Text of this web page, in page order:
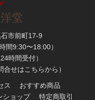
市前町17-9
間9:30〜18:00）
24時間受付）
合せはこちらから）
ス
おすすめ商品
ショップ 特定商取引